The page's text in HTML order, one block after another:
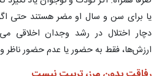
یا برای سن و سال او مضر هستند حتی
دچار اختلال در رشد وجدان اخلاقی
ارزش‌ها، فقط به حضور یا عدم حضور